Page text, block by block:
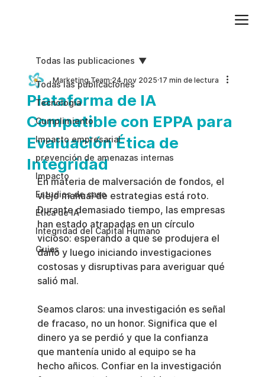
Todas las publicaciones
Tecnologia
Cumplimiento
Impacto empresarial
prevención de amenazas internas
Impacto
Estudios de caso
Etica de IA
Integridad del Capital Humano
Guias
Todas las publicaciones
Plataforma de IA
Compatible con EPPA para
Evaluación Ética de
Integridad
Marketing Team 24 nov 2025 17 min de lectura
En materia de malversación de fondos, el
viejo manual de estrategias está roto.
Durante demasiado tiempo, las empresas
han estado atrapadas en un círculo
vicioso: esperando a que se produjera el
daño y luego iniciando investigaciones
costosas y disruptivas para averiguar qué
salió mal.
Seamos claros: una investigación es señal
de fracaso, no un honor. Significa que el
dinero ya se perdió y que la confianza
que mantenía unido al equipo se ha
hecho añicos. Confiar en la investigación